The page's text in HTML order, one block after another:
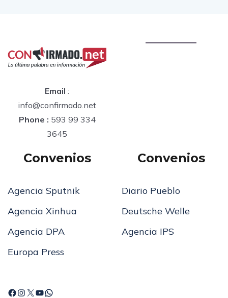
Email :
info@confirmado.net
Phone : 593 99 334
3645
Convenios
Agencia Sputnik
Agencia Xinhua
Agencia DPA
Europa Press
Convenios
Diario Pueblo
Deutsche Welle
Agencia IPS